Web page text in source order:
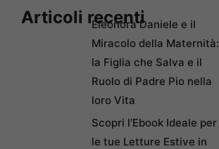
Articoli recentiEleonora Daniele e il
Miracolo della Maternità:
la Figlia che Salva e il
Ruolo di Padre Pio nella
loro Vita
Scopri l’Ebook Ideale per
le tue Letture Estive in